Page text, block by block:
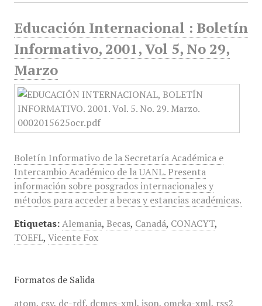
Educación Internacional : Boletín
Informativo, 2001, Vol 5, No 29,
Marzo
Boletín Informativo de la Secretaría Académica e
Intercambio Académico de la UANL. Presenta
información sobre posgrados internacionales y
métodos para acceder a becas y estancias académicas.
Etiquetas: Alemania, Becas, Canadá, CONACYT,
TOEFL, Vicente Fox
Formatos de Salida
atom, csv, dc-rdf, dcmes-xml, json, omeka-xml, rss2